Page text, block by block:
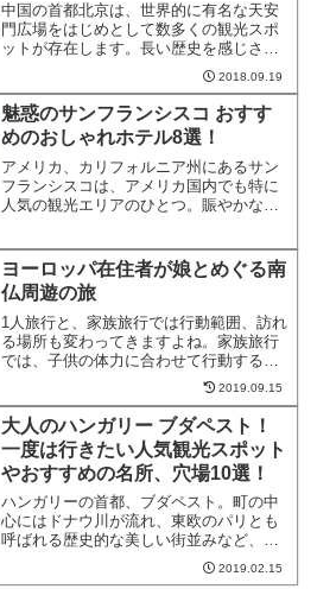
中国の首都北京は、世界的に有名な天安
門広場をはじめとして数多くの観光スポ
ットが存在します。長い歴史を感じさせ
るスポットが多いのが特徴です。そこで
今回は、北京で大人が楽しめるおすすめ
の観光スポット、名所や穴場を厳選して
ご紹介したいと思います！...
2018.09.19
魅惑のサンフランシスコ おすす
めのおしゃれホテル8選！
アメリカ、カリフォルニア州にあるサン
フランシスコは、アメリカ国内でも特に
人気の観光エリアのひとつ。賑やかな街
サンフランシスコのおすすめおしゃれホ
テル今回は、サンフランシ...
ヨーロッパ在住者が娘とめぐる南
仏周遊の旅
1人旅行と、家族旅行では行動範囲、訪れ
る場所も変わってきますよね。家族旅行
では、子供の体力に合わせて行動するか
ら、1日にできることも限られてきます。
今回は家族で旅する南仏周遊の旅の穴場
をご紹介させていただきます。相乗りを
乗り継いで、南仏への...
2019.09.15
大人のハンガリー ブダペスト！
一度は行きたい人気観光スポット
やおすすめの名所、穴場10選！
ハンガリーの首都、ブダペスト。町の中
心にはドナウ川が流れ、東欧のパリとも
呼ばれる歴史的な美しい街並みなど、魅
力がいっぱいの都市です。今回は、ハン
ガリー、ブダペストでおすすめの、一度
2019.02.15